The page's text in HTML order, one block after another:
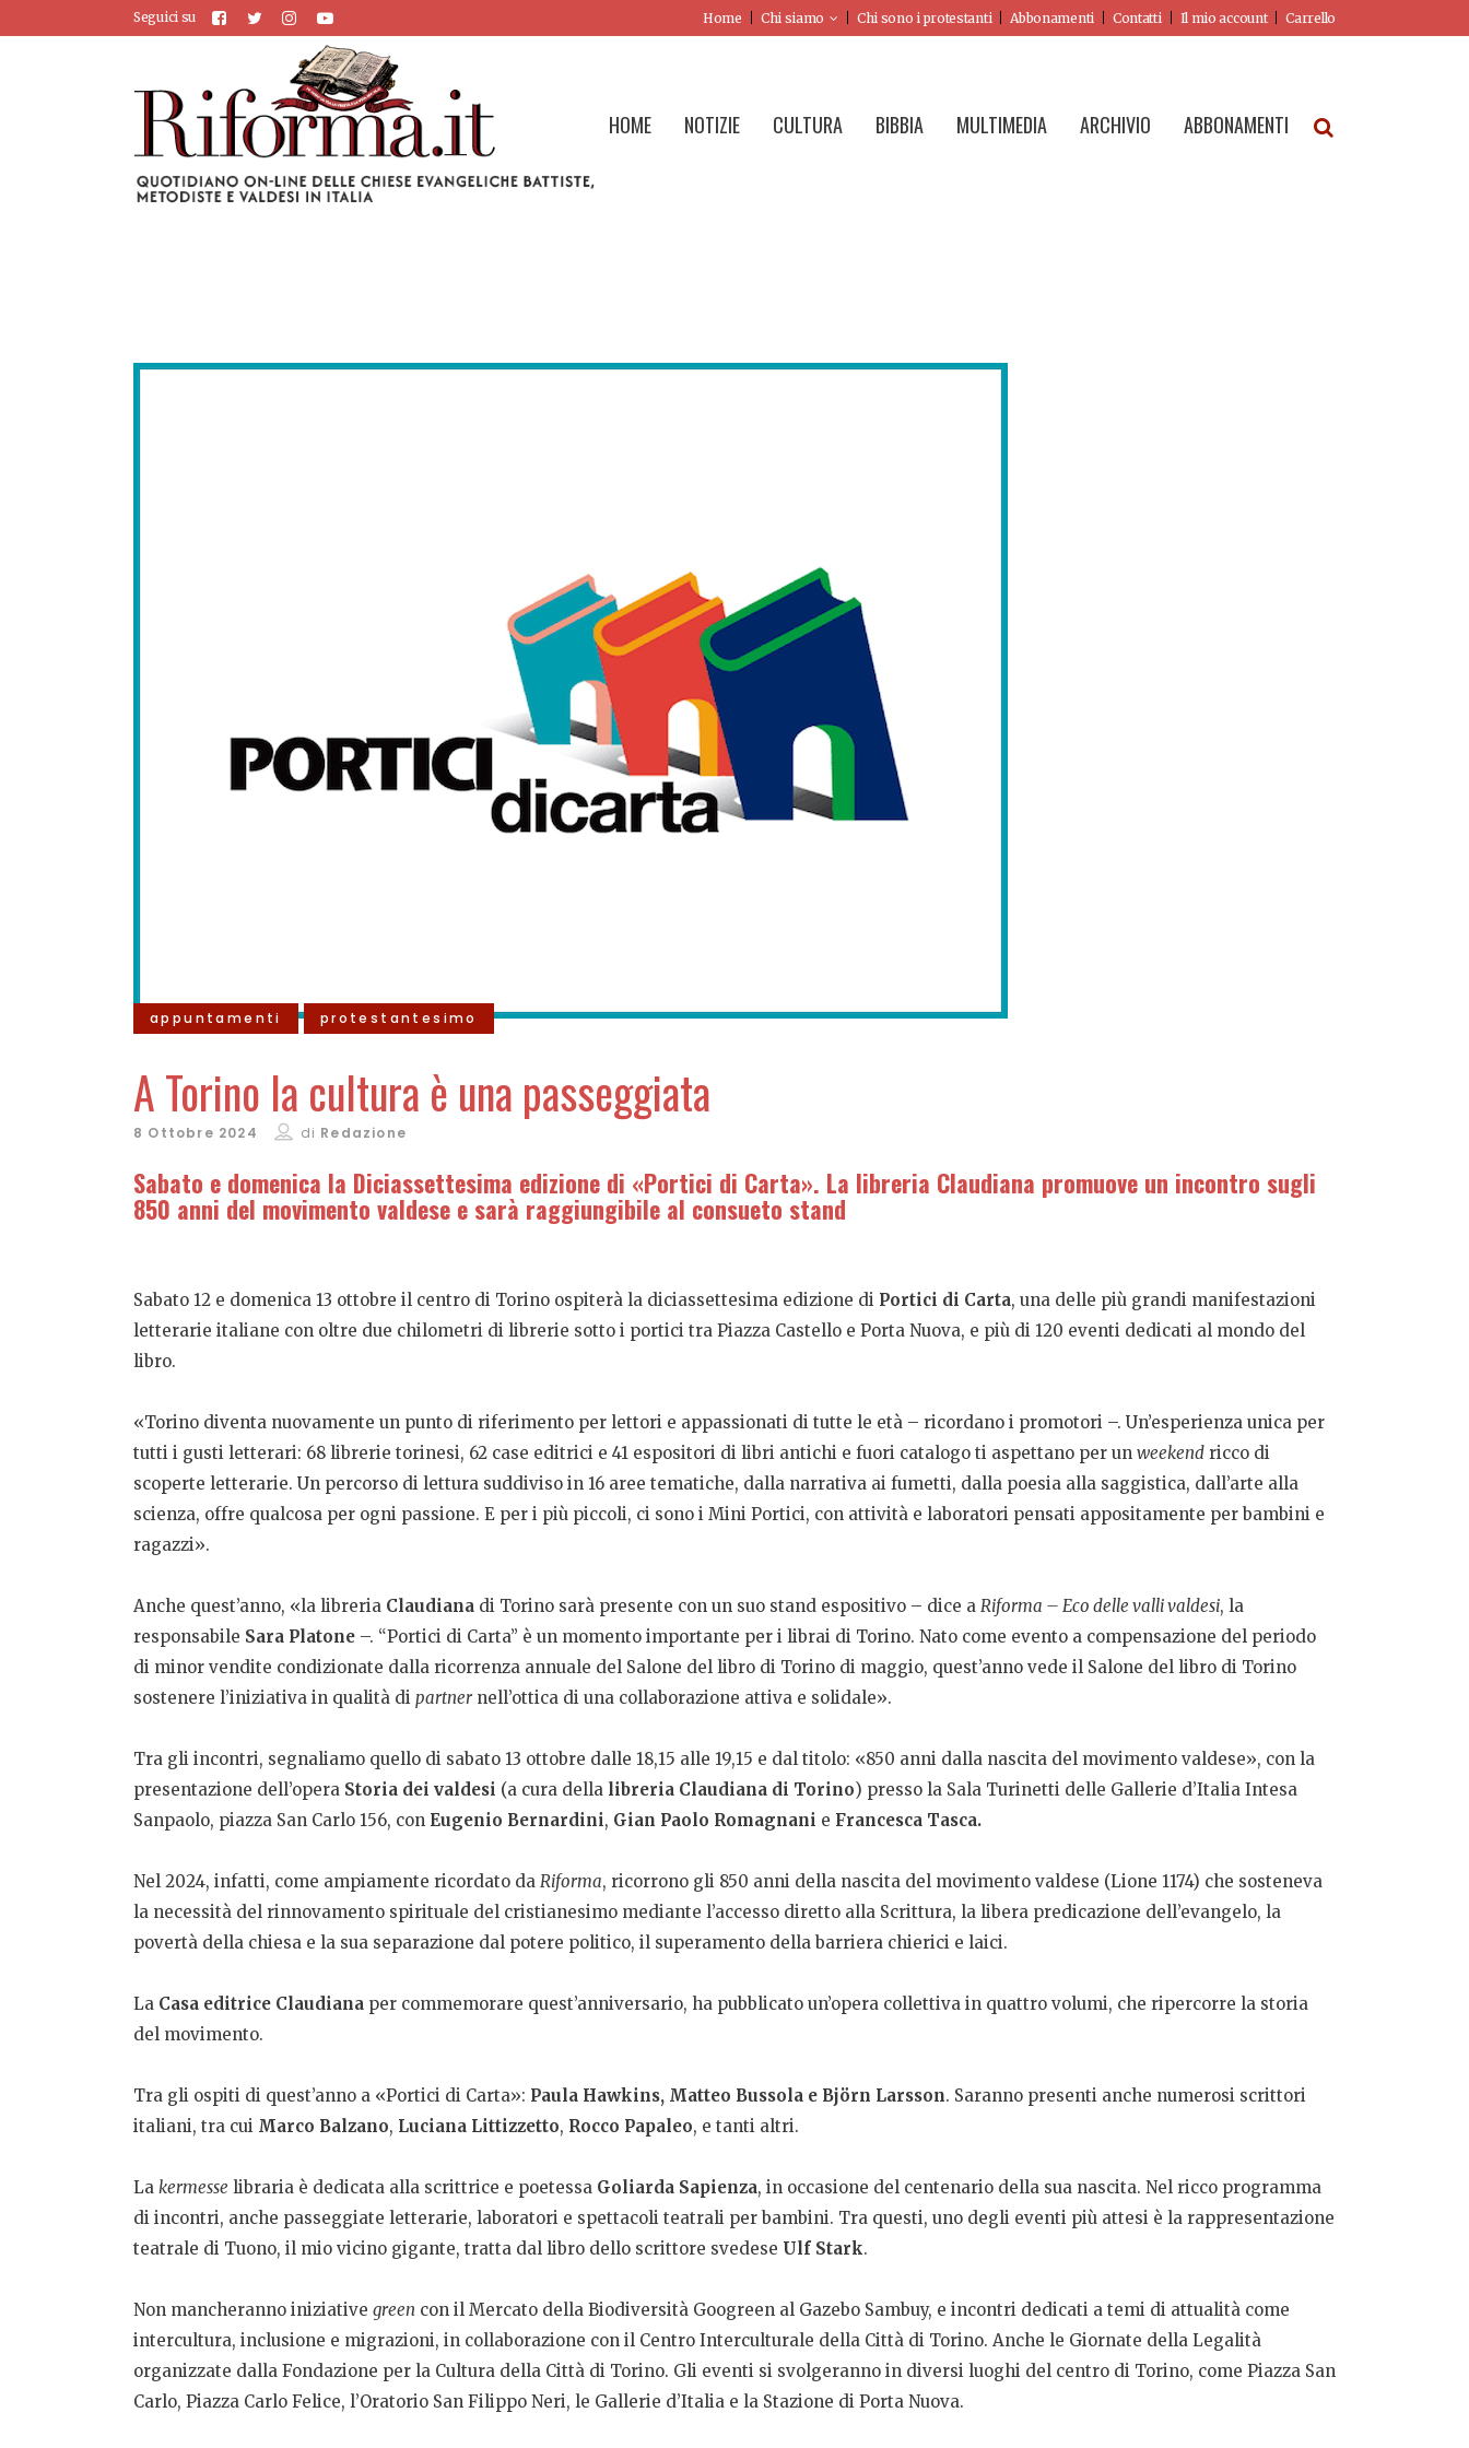
Seguici su Home Chi siamo Chi sono i protestanti Abbonamenti Contatti Il mio account Carrello
HOME NOTIZIE CULTURA BIBBIA MULTIMEDIA ARCHIVIO ABBONAMENTI
appuntamenti protestantesimo
A Torino la cultura è una passeggiata
8 Ottobre 2024 di Redazione
Sabato e domenica la Diciassettesima edizione di «Portici di Carta». La libreria Claudiana promuove un incontro sugli
850 anni del movimento valdese e sarà raggiungibile al consueto stand
Sabato 12 e domenica 13 ottobre il centro di Torino ospiterà la diciassettesima edizione di Portici di Carta, una delle più grandi manifestazioni
letterarie italiane con oltre due chilometri di librerie sotto i portici tra Piazza Castello e Porta Nuova, e più di 120 eventi dedicati al mondo del
libro.
«Torino diventa nuovamente un punto di riferimento per lettori e appassionati di tutte le età – ricordano i promotori –. Un’esperienza unica per
tutti i gusti letterari: 68 librerie torinesi, 62 case editrici e 41 espositori di libri antichi e fuori catalogo ti aspettano per un weekend ricco di
scoperte letterarie. Un percorso di lettura suddiviso in 16 aree tematiche, dalla narrativa ai fumetti, dalla poesia alla saggistica, dall’arte alla
scienza, offre qualcosa per ogni passione. E per i più piccoli, ci sono i Mini Portici, con attività e laboratori pensati appositamente per bambini e
ragazzi».
Anche quest’anno, «la libreria Claudiana di Torino sarà presente con un suo stand espositivo – dice a Riforma – Eco delle valli valdesi, la
responsabile Sara Platone –. “Portici di Carta” è un momento importante per i librai di Torino. Nato come evento a compensazione del periodo
di minor vendite condizionate dalla ricorrenza annuale del Salone del libro di Torino di maggio, quest’anno vede il Salone del libro di Torino
sostenere l’iniziativa in qualità di partnernell’ottica di una collaborazione attiva e solidale».
Tra gli incontri, segnaliamo quello di sabato 13 ottobre dalle 18,15 alle 19,15 e dal titolo: «850 anni dalla nascita del movimento valdese», con la
presentazione dell’opera Storia dei valdesi (a cura della libreria Claudiana di Torino) presso la Sala Turinetti delle Gallerie d’Italia Intesa
Sanpaolo, piazza San Carlo 156, con Eugenio Bernardini, Gian Paolo Romagnani e Francesca Tasca.
Nel 2024, infatti, come ampiamente ricordato da Riforma, ricorrono gli 850 anni della nascita del movimento valdese (Lione 1174) che sosteneva
la necessità del rinnovamento spirituale del cristianesimo mediante l’accesso diretto alla Scrittura, la libera predicazione dell’evangelo, la
povertà della chiesa e la sua separazione dal potere politico, il superamento della barriera chierici e laici.
La Casa editrice Claudiana per commemorare quest’anniversario, ha pubblicato un’opera collettiva in quattro volumi, che ripercorre la storia
del movimento.
Tra gli ospiti di quest’anno a «Portici di Carta»: Paula Hawkins, Matteo Bussola e Björn Larsson. Saranno presenti anche numerosi scrittori
italiani, tra cui Marco Balzano, Luciana Littizzetto, Rocco Papaleo, e tanti altri.
La kermesse libraria è dedicata alla scrittrice e poetessa Goliarda Sapienza, in occasione del centenario della sua nascita. Nel ricco programma
di incontri, anche passeggiate letterarie, laboratori e spettacoli teatrali per bambini. Tra questi, uno degli eventi più attesi è la rappresentazione
teatrale di Tuono, il mio vicino gigante, tratta dal libro dello scrittore svedese Ulf Stark.
Non mancheranno iniziative green con il Mercato della Biodiversità Googreen al Gazebo Sambuy, e incontri dedicati a temi di attualità come
intercultura, inclusione e migrazioni, in collaborazione con il Centro Interculturale della Città di Torino. Anche le Giornate della Legalità
organizzate dalla Fondazione per la Cultura della Città di Torino. Gli eventi si svolgeranno in diversi luoghi del centro di Torino, come Piazza San
Carlo, Piazza Carlo Felice, l’Oratorio San Filippo Neri, le Gallerie d’Italia e la Stazione di Porta Nuova.